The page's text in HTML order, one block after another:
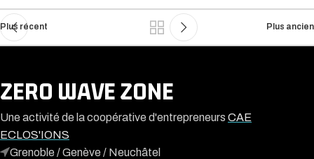
Plus récent Plus ancien
ZERO WAVE ZONE
Une activité de la coopérative d'entrepreneurs CAE
ECLOS'IONS
Grenoble / Genève / Neuchâtel